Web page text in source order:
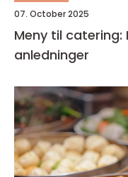
07. October 2025
Meny til catering:
anledninger